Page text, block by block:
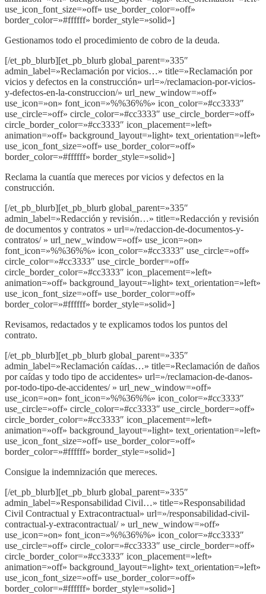
use_icon_font_size=»off» use_border_color=»off»
border_color=»#ffffff» border_style=»solid»]
Gestionamos todo el procedimiento de cobro de la deuda.
[/et_pb_blurb][et_pb_blurb global_parent=»335″
admin_label=»Reclamación por vicios…» title=»Reclamación por
vicios y defectos en la construcción» url=»/reclamacion-por-vicios-
y-defectos-en-la-construccion/» url_new_window=»off»
use_icon=»on» font_icon=»%%36%%» icon_color=»#cc3333″
use_circle=»off» circle_color=»#cc3333″ use_circle_border=»off»
circle_border_color=»#cc3333″ icon_placement=»left»
animation=»off» background_layout=»light» text_orientation=»left»
use_icon_font_size=»off» use_border_color=»off»
border_color=»#ffffff» border_style=»solid»]
Reclama la cuantía que mereces por vicios y defectos en la
construcción.
[/et_pb_blurb][et_pb_blurb global_parent=»335″
admin_label=»Redacción y revisión…» title=»Redacción y revisión
de documentos y contratos » url=»/redaccion-de-documentos-y-
contratos/ » url_new_window=»off» use_icon=»on»
font_icon=»%%36%%» icon_color=»#cc3333″ use_circle=»off»
circle_color=»#cc3333″ use_circle_border=»off»
circle_border_color=»#cc3333″ icon_placement=»left»
animation=»off» background_layout=»light» text_orientation=»left»
use_icon_font_size=»off» use_border_color=»off»
border_color=»#ffffff» border_style=»solid»]
Revisamos, redactados y te explicamos todos los puntos del
contrato.
[/et_pb_blurb][et_pb_blurb global_parent=»335″
admin_label=»Reclamación caídas…» title=»Reclamación de daños
por caídas y todo tipo de accidentes» url=»/reclamacion-de-danos-
por-todo-tipo-de-accidentes/ » url_new_window=»off»
use_icon=»on» font_icon=»%%36%%» icon_color=»#cc3333″
use_circle=»off» circle_color=»#cc3333″ use_circle_border=»off»
circle_border_color=»#cc3333″ icon_placement=»left»
animation=»off» background_layout=»light» text_orientation=»left»
use_icon_font_size=»off» use_border_color=»off»
border_color=»#ffffff» border_style=»solid»]
Consigue la indemnización que mereces.
[/et_pb_blurb][et_pb_blurb global_parent=»335″
admin_label=»Responsabilidad Civil…» title=»Responsabilidad
Civil Contractual y Extracontractual» url=»/responsabilidad-civil-
contractual-y-extracontractual/ » url_new_window=»off»
use_icon=»on» font_icon=»%%36%%» icon_color=»#cc3333″
use_circle=»off» circle_color=»#cc3333″ use_circle_border=»off»
circle_border_color=»#cc3333″ icon_placement=»left»
animation=»off» background_layout=»light» text_orientation=»left»
use_icon_font_size=»off» use_border_color=»off»
border_color=»#ffffff» border_style=»solid»]